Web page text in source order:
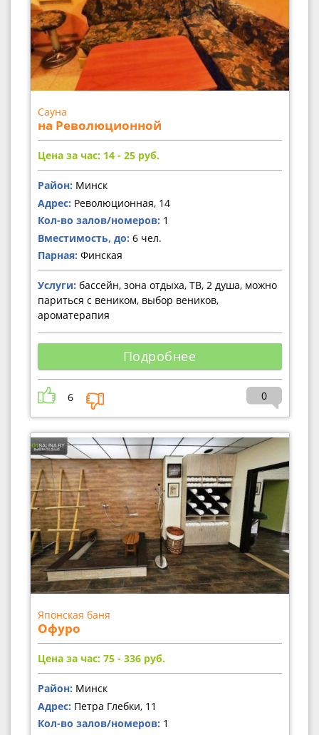
Сауна
на Революционной
Цена за час: 14 - 25 руб.
Район: Минск
Адрес: Революционная, 14
Кол-во залов/номеров: 1
Вместимость, до: 6 чел.
Парная: Финская
Услуги: бассейн, зона отдыха, ТВ, 2 душа, можно
париться с веником, выбор веников,
ароматерапия
Подробнее
6 0
Японская баня
Офуро
Цена за час: 75 - 336 руб.
Район: Минск
Адрес: Петра Глебки, 11
Кол-во залов/номеров: 1